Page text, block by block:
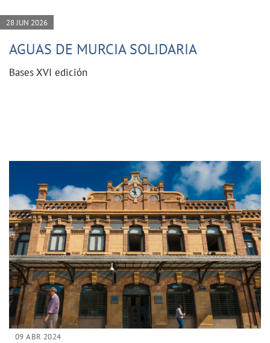
28 JUN 2026
AGUAS DE MURCIA SOLIDARIA
Bases XVI edición
09 ABR 2024